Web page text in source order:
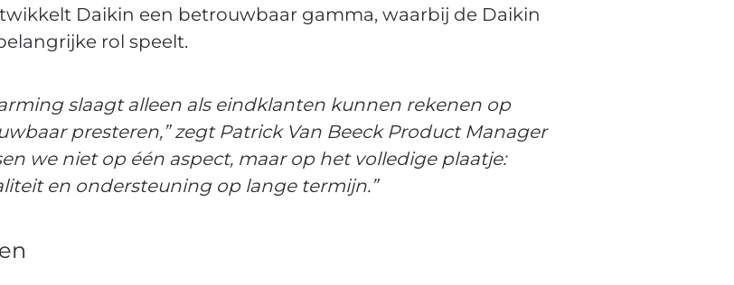
Daikin een betrouwbaar gamma, waarbij de Daikin
rol speelt.
slaagt alleen als eindklanten kunnen rekenen op
presteren,” zegt Patrick Van Beeck Product Manager
we niet op één aspect, maar op het volledige plaatje:
en ondersteuning op lange termijn.”